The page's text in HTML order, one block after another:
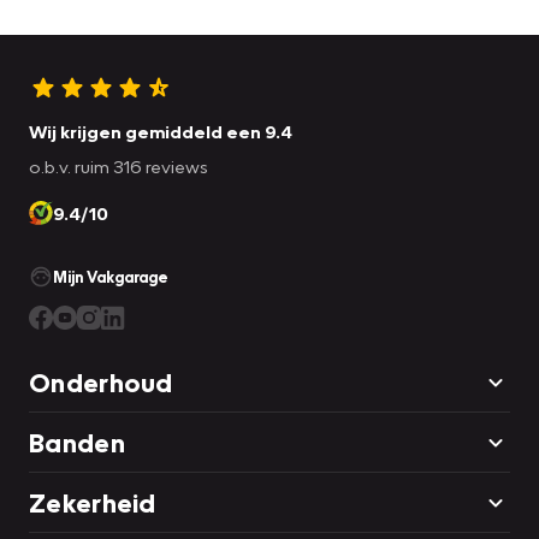
Wij krijgen gemiddeld een 9.4
o.b.v. ruim 316 reviews
9.4/10
Mijn Vakgarage
Onderhoud
Banden
Zekerheid